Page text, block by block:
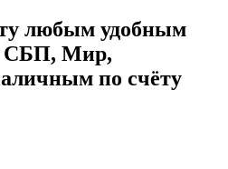
любым удобным
СБП, Мир,
по счёту